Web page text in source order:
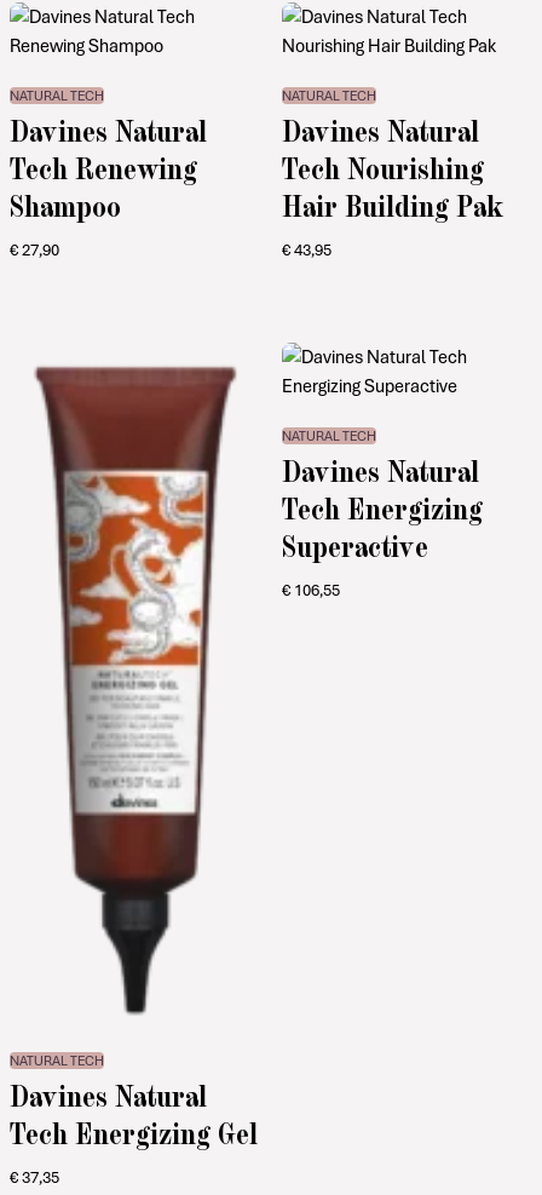
NATURAL TECH
Davines Natural
Tech Renewing
Shampoo
€27,90
NATURAL TECH
Davines Natural
Tech Nourishing
Hair Building Pak
€43,95
NATURAL TECH
Davines Natural
Tech Energizing Gel
€37,35
NATURAL TECH
Davines Natural
Tech Energizing
Superactive
€106,55